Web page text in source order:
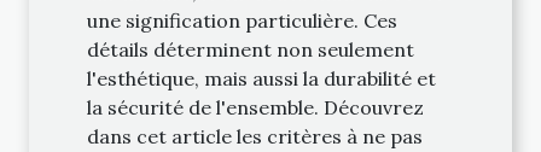
une signification particulière. Ces
détails déterminent non seulement
l'esthétique, mais aussi la durabilité et
la sécurité de l'ensemble. Découvrez
dans cet article les critères à ne pas